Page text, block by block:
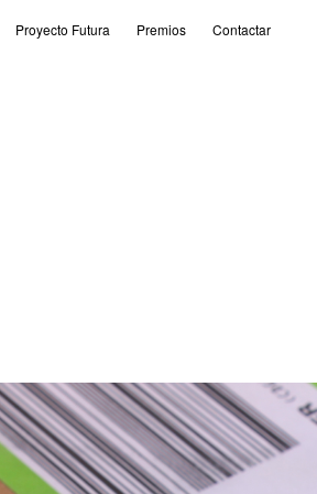
Proyecto Futura Premios Contactar